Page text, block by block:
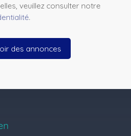
veuillez consulter notre
.
des annonces